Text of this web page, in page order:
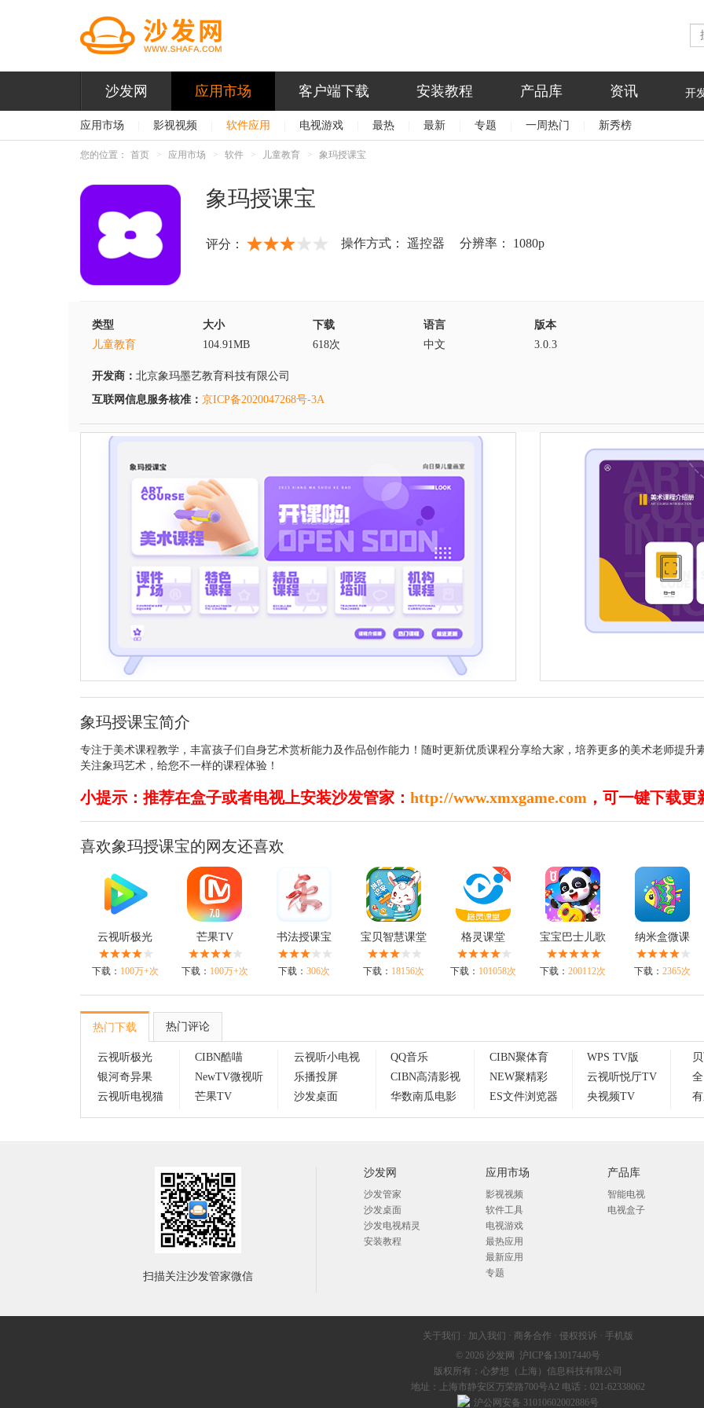
沙发网 应用市场 客户端下载 安装教程 产品库 资讯 开
应用市场 影视视频 软件应用 电视游戏 最热 最新 专题 一周热门 新秀榜
您的位置： 首页 应用市场 软件 儿童教育 象玛授课宝
象玛授课宝
评分： 操作方式： 遥控器 分辨率： 1080p
类型
儿童教育
大小
104.91MB
下载
618次
语言
中文
版本
3.0.3
开发商： 北京象玛墨艺教育科技有限公司
互联网信息服务核准： 京ICP备2020047268号-3A
象玛授课宝简介
专注于美术课程教学，丰富孩子们自身艺术赏析能力及作品创作能力！随时更新优质课程分享给大家，培养更多的美术老师提
关注象玛艺术，给您不一样的课程体验！
小提示：推荐在盒子或者电视上安装沙发管家： http://www.xmxgame.com ，可一键下载
喜欢象玛授课宝的网友还喜欢
云视听极光
下载： 100万+次
芒果TV
下载： 100万+次
书法授课宝
下载： 306次
宝贝智慧课堂
下载： 18156次
格灵课堂
下载： 101058次
宝宝巴士儿歌
下载： 200112次
纳米盒微课
下载： 2365次
热门下载 热门评论
云视听极光
银河奇异果
云视听电视猫
CIBN酷喵
NewTV微视听
芒果TV
云视听小电视
乐播投屏
沙发桌面
QQ音乐
CIBN高清影视
华数南瓜电影
CIBN聚体育
NEW聚精彩
ES文件浏览器
WPS TV版
云视听悦厅TV
央视频TV
扫描关注沙发管家微信
沙发网
沙发管家
沙发桌面
沙发电视精灵
安装教程
应用市场
影视视频
软件工具
电视游戏
最热应用
最新应用
专题
产品库
智能电视
电视盒子
关于我们 · 加入我们 · 商务合作 · 侵权投诉 · 手机版
© 2026 沙发网
沪ICP备13017440号
版权所有：心梦想（上海）信息科技有限公司
地址：上海市静安区万荣路700号A2 电话：021-62338062
沪公网安备 31010602002886号